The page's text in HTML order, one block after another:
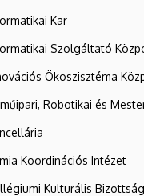
Kar
Szolgáltató
Ökoszisztéma
Robotikai és
Koordinációs Intézet
Kulturális